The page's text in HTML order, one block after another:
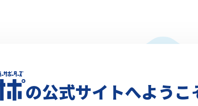
の公式サイトへようこ